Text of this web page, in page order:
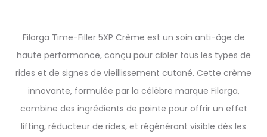
Filorga Time-Filler 5XP Crème est un soin anti-âge de
haute performance, conçu pour cibler tous les types de
rides et de signes de vieillissement cutané. Cette crème
innovante, formulée par la célèbre marque Filorga,
combine des ingrédients de pointe pour offrir un effet
lifting, réducteur de rides, et régénérant visible dès les